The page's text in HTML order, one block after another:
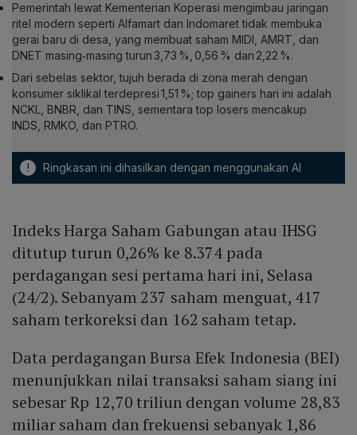
Pemerintah lewat Kementerian Koperasi mengimbau jaringan
ritel modern seperti Alfamart dan Indomaret tidak membuka
gerai baru di desa, yang membuat saham MIDI, AMRT, dan
DNET masing‑masing turun 3,73 %, 0,56 % dan 2,22 %.
Dari sebelas sektor, tujuh berada di zona merah dengan
konsumer siklikal terdepresi 1,51 %; top gainers hari ini adalah
NCKL, BNBR, dan TINS, sementara top losers mencakup
INDS, RMKO, dan PTRO.
! Ringkasan ini dihasilkan dengan menggunakan AI
Indeks Harga Saham Gabungan atau IHSG
ditutup turun 0,26% ke 8.374 pada
perdagangan sesi pertama hari ini, Selasa
(24/2). Sebanyam 237 saham menguat, 417
saham terkoreksi dan 162 saham tetap.
Data perdagangan Bursa Efek Indonesia (BEI)
menunjukkan nilai transaksi saham siang ini
sebesar Rp 12,70 triliun dengan volume 28,83
miliar saham dan frekuensi sebanyak 1,86